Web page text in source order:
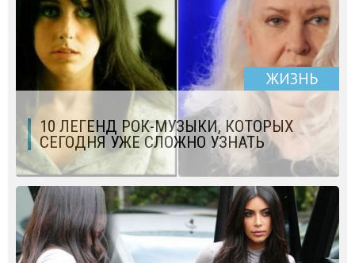
ЖИЗНЬ
10 ЛЕГЕНД РОК-МУЗЫКИ, КОТОРЫХ
СЕГОДНЯ УЖЕ СЛОЖНО УЗНАТЬ